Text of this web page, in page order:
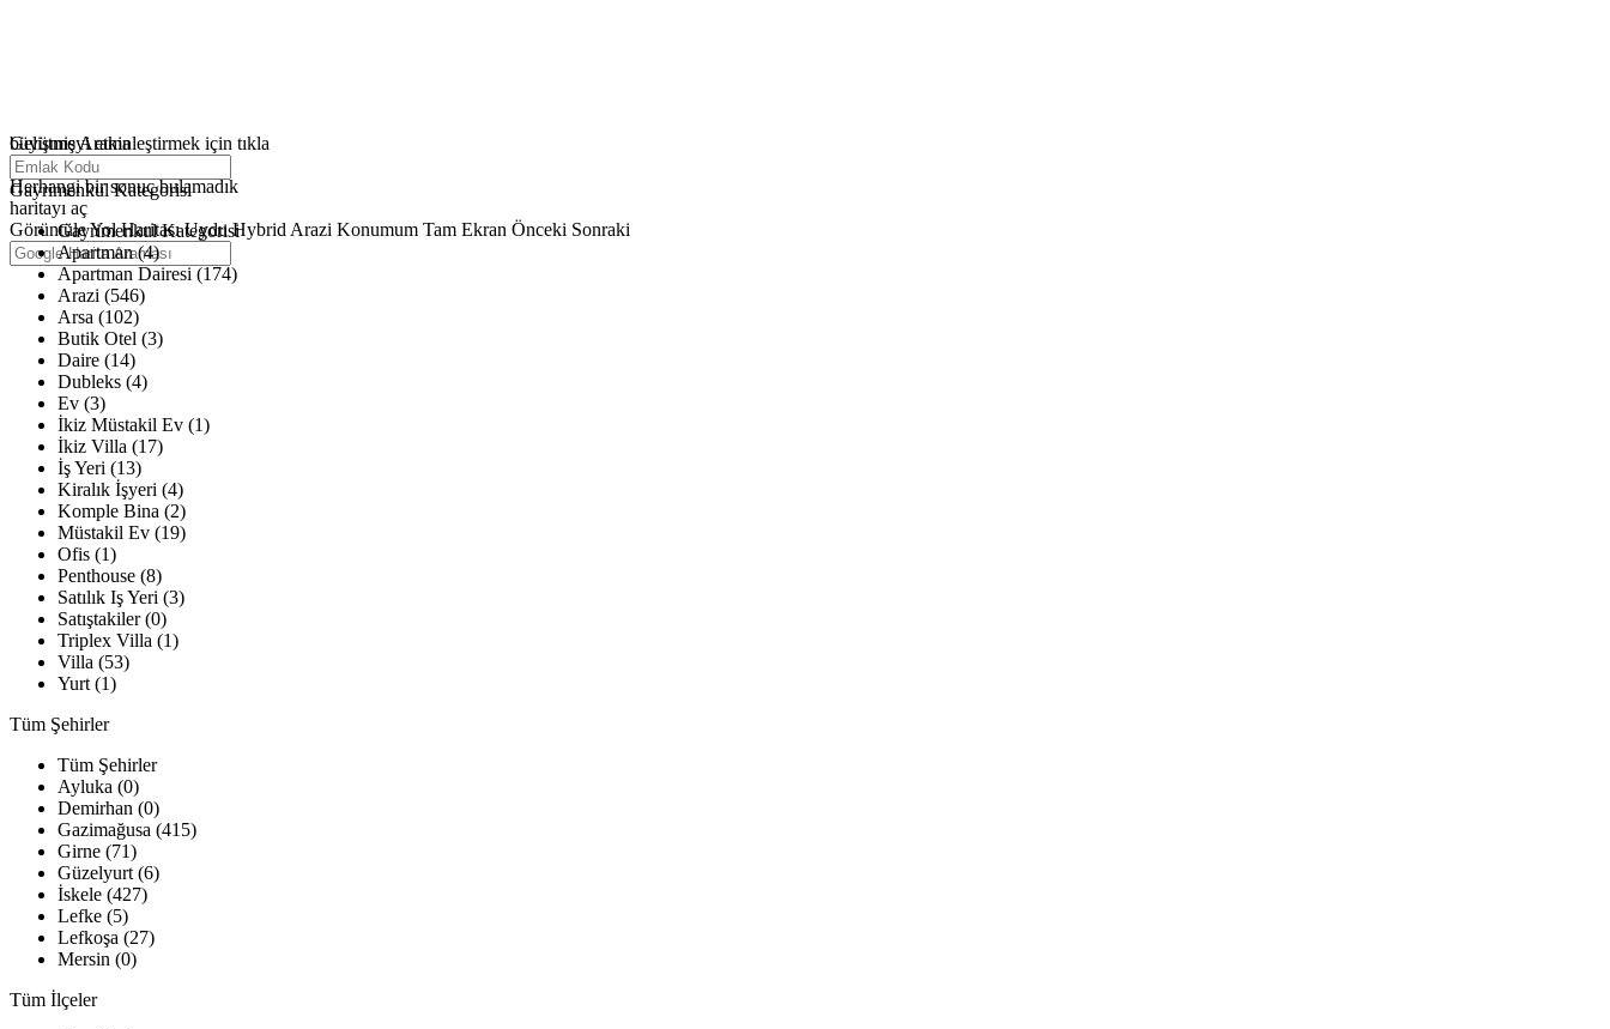
büyütmeyi etkinleştirmek için tıkla
Haritalar yükleniyor
Herhangi bir sonuç bulamadık
haritayı aç
GörüntüleYol Haritası Uydu Hybrid Arazi Konumum Tam Ekran Önceki Sonraki
Gelişmiş Arama
Gayrimenkul Kategorisi
Gayrimenkul Kategorisi
Apartman (4)
Apartman Dairesi (174)
Arazi (546)
Arsa (102)
Butik Otel (3)
Daire (14)
Dubleks (4)
Ev (3)
İkiz Müstakil Ev (1)
İkiz Villa (17)
İş Yeri (13)
Kiralık İşyeri (4)
Komple Bina (2)
Müstakil Ev (19)
Ofis (1)
Penthouse (8)
Satılık Iş Yeri (3)
Satıştakiler (0)
Triplex Villa (1)
Villa (53)
Yurt (1)
Tüm Şehirler
Tüm Şehirler
Ayluka (0)
Demirhan (0)
Gazimağusa (415)
Girne (71)
Güzelyurt (6)
İskele (427)
Lefke (5)
Lefkoşa (27)
Mersin (0)
Tüm İlçeler